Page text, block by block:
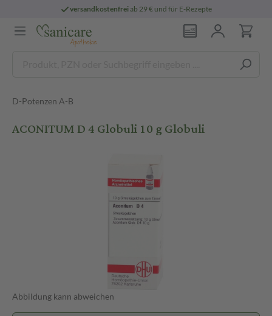
versandkostenfreiab 29 € und für E-Rezepte
D-Potenzen A-B
ACONITUM D 4 Globuli 10 g Globuli
Abbildung kann abweichen